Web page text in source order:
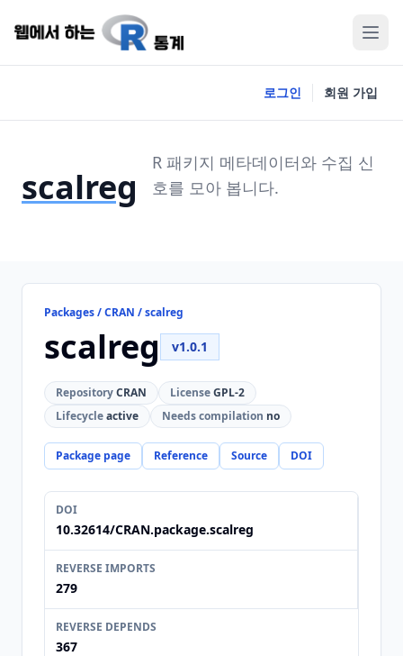
로그인 회원 가입
scalreg
R 패키지 메타데이터와 수집 신
호를 모아 봅니다.
Packages / CRAN / scalreg
scalreg v1.0.1
RepositoryCRAN LicenseGPL-2
Lifecycleactive Needs compilation no
Package page Reference Source DOI
DOI
10.32614/CRAN.package.scalreg
REVERSE IMPORTS
279
REVERSE DEPENDS
367